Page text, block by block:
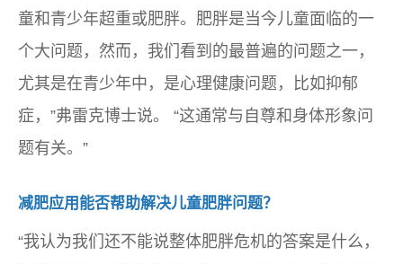
童和青少年超重或肥胖。肥胖是当今儿童面临的一
个大问题，然而，我们看到的最普遍的问题之一，
尤其是在青少年中，是心理健康问题，比如抑郁
症，”弗雷克博士说。 “这通常与自尊和身体形象问
题有关。”
减肥应用能否帮助解决儿童肥胖问题？
“我认为我们还不能说整体肥胖危机的答案是什么，